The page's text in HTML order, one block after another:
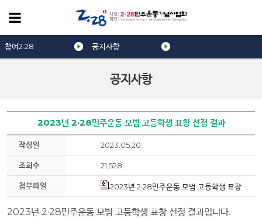
공지사항
참여2·28 공지사항
2023년 2·28민주운동 모범 고등학생 표창 선정 결과
작성일 2023.05.20.
조회수 21,528
첨부파일 2023년 2·28민주운동 모범 고등학생 표창 선정 결과(2023.05.20.).hwp
2023년 2·28민주운동 모범 고등학생 표창 선정 결과입니다.